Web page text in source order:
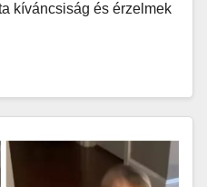
kíváncsiság és érzelmek